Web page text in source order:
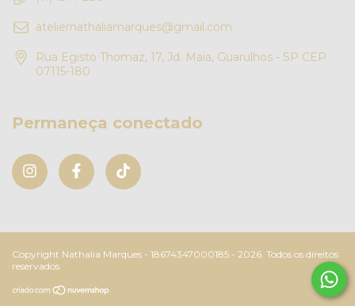
ateliernathaliamarques@gmail.com
Rua Egisto Thomaz, 17, Jd. Maia, Guarulhos - SP CEP
07115-180
Permaneça conectado
Copyright Nathalia Marques - 18674347000185 - 2026. Todos os direitos
reservados.